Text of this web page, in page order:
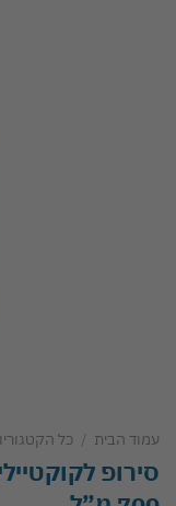
עמוד הבית / כל
סירופ